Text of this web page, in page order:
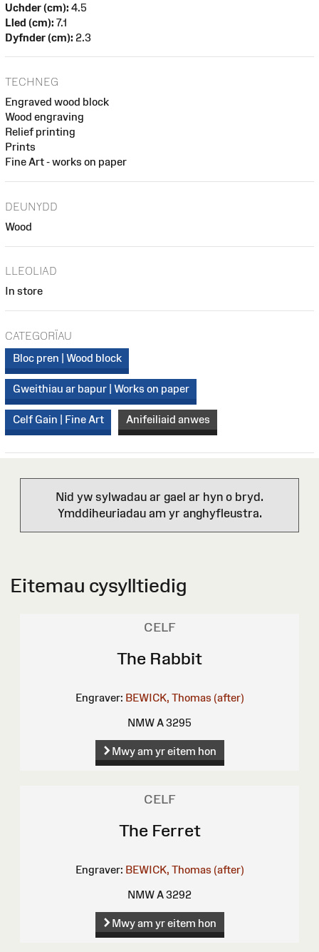
Uchder (cm): 4.5
Lled (cm): 7.1
Dyfnder (cm): 2.3
TECHNEG
Engraved wood block
Wood engraving
Relief printing
Prints
Fine Art - works on paper
DEUNYDD
Wood
LLEOLIAD
In store
CATEGORÏAU
Bloc pren | Wood block
Gweithiau ar bapur | Works on paper
Celf Gain | Fine Art Anifeiliaid anwes
Nid yw sylwadau ar gael ar hyn o bryd.
Ymddiheuriadau am yr anghyfleustra.
Eitemau cysylltiedig
CELF
The Rabbit
Engraver: BEWICK, Thomas (after)
NMW A 3295
Mwy am yr eitem hon
CELF
The Ferret
Engraver: BEWICK, Thomas (after)
NMW A 3292
Mwy am yr eitem hon